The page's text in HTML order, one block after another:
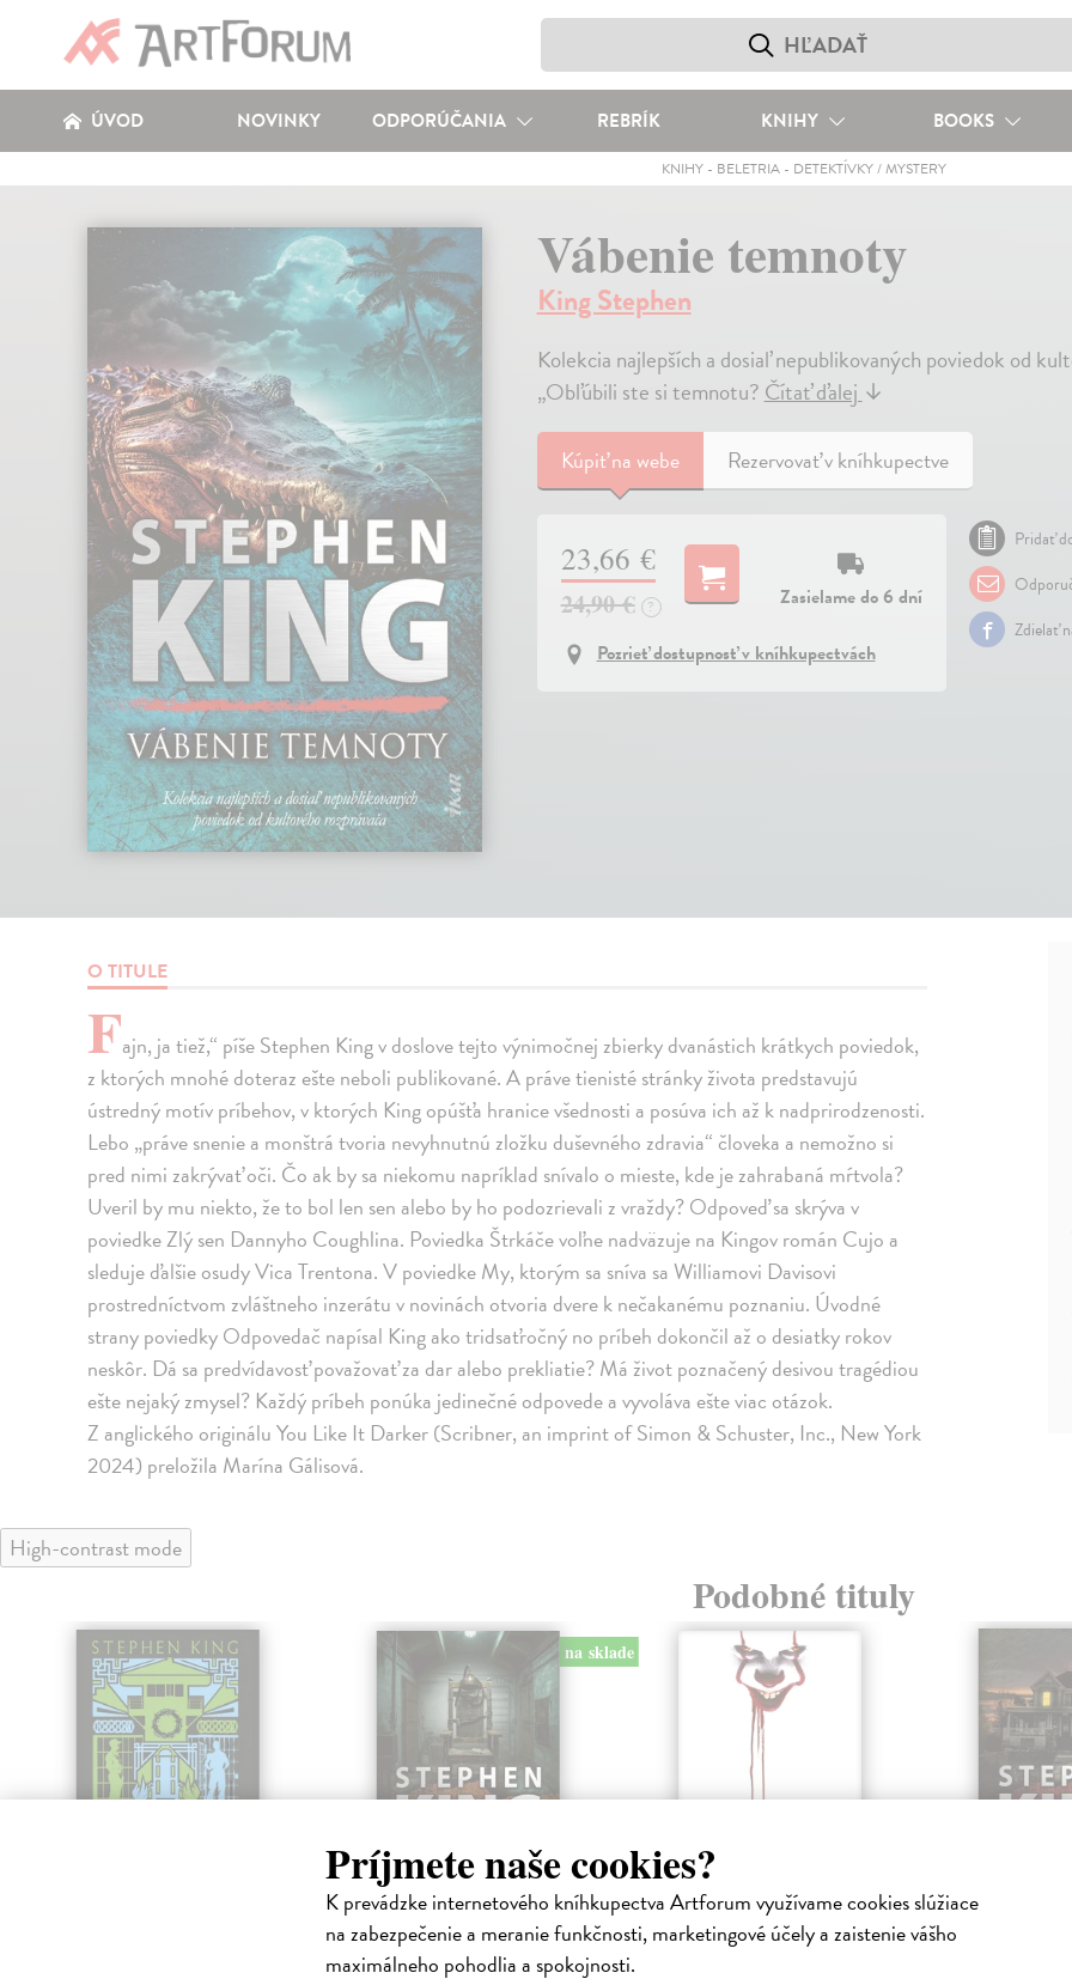
Príjmete naše cookies?
K prevádzke internetového kníhkupectva Artforum využívame cookies slúžiace
na zabezpečenie a meranie funkčnosti, marketingové účely a zaistenie vášho
maximálneho pohodlia a spokojnosti.
ÚVOD NOVINKY ODPORÚČANIA REBRÍK KNIHY BOOKS
KNIHY- BELETRIA- DETEKTÍVKY / MYSTERY
Vábenie temnoty
King Stephen
Kolekcia najlepších a dosiaľ nepublikovaných poviedok od
„Obľúbili ste si temnotu?Čítať ďalej↓
Kúpiťna webe Rezervovať v kníhkupectve
23,66 €
24,90 € ?
Zasielame do 6 dní
Pozrieť dostupnosť v kníhkupectvách
Pridať
Zdielať
O TITULE
Fajn, ja tiež,“ píše Stephen King v doslove tejto výnimočnej zbierky dvanástich krátkych poviedok,
z ktorých mnohé doteraz ešte neboli publikované. A práve tienisté stránky života predstavujú
ústredný motív príbehov, v ktorých King opúšťa hranice všednosti a posúva ich až k nadprirodzenosti.
Lebo „práve snenie a monštrá tvoria nevyhnutnú zložku duševného zdravia“ človeka a nemožno si
pred nimi zakrývať oči. Čo ak by sa niekomu napríklad snívalo o mieste, kde je zahrabaná mŕtvola?
Uveril by mu niekto, že to bol len sen alebo by ho podozrievali z vraždy? Odpoveď sa skrýva v
poviedke Zlý sen Dannyho Coughlina. Poviedka Štrkáče voľne nadväzuje na Kingov román Cujo a
sleduje ďalšie osudy Vica Trentona. V poviedke My, ktorým sa sníva sa Williamovi Davisovi
prostredníctvom zvláštneho inzerátu v novinách otvoria dvere k nečakanému poznaniu. Úvodné
strany poviedky Odpovedač napísal King ako tridsaťročný no príbeh dokončil až o desiatky rokov
neskôr. Dá sa predvídavosť považovať za dar alebo prekliatie? Má život poznačený desivou tragédiou
ešte nejaký zmysel? Každý príbeh ponúka jedinečné odpovede a vyvoláva ešte viac otázok.
Z anglického originálu You Like It Darker (Scribner, an imprint of Simon & Schuster, Inc., New York
2024) preložila Marína Gálisová.
High-contrast mode
Podobné tituly
na sklade
Zelená míľa
King Stephen| Kniha
To